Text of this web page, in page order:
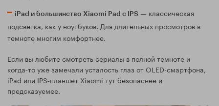
iPad и большинство Xiaomi Pad с IPS — классическая
подсветка, как у ноутбуков. Для длительных просмотров в
темноте многим комфортнее.
Если вы любите смотреть сериалы в полной темноте и
когда‑то уже замечали усталость глаз от OLED-смартфона,
iPad или IPS‑планшет Xiaomi тут безопаснее и
предсказуемее.